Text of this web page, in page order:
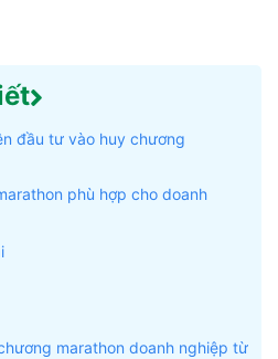
đầu tư vào huy chương
phù hợp cho doanh
marathon doanh nghiệp từ